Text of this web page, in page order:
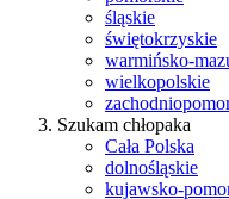
śląskie
świętokrzyskie
warmińsko-
wielkopolskie
Szukam chłopaka
Cała Polska
dolnośląskie
kujawsko-